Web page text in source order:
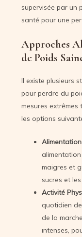
supervisée par un
santé pour une
Approches
de Poids
Il existe plusieurs
pour perdre du
mesures
les options
maigres et
sucres et
Activité
quotidien
de la
intenses,